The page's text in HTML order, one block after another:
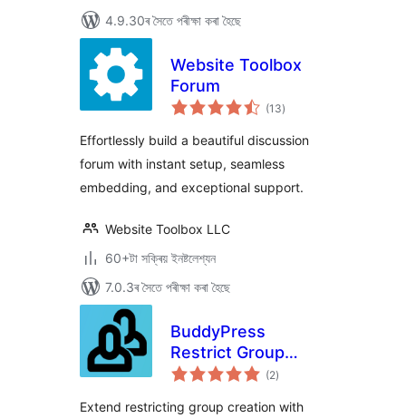
4.9.30ৰ সৈতে পৰীক্ষা কৰা হৈছে
Website Toolbox
Forum
(13টা
মুঠ)
Effortlessly build a beautiful discussion
forum with instant setup, seamless
embedding, and exceptional support.
Website Toolbox LLC
60+টা সক্ৰিয় ইনষ্টলেশ্যন
7.0.3ৰ সৈতে পৰীক্ষা কৰা হৈছে
BuddyPress
Restrict Group
Creation
(2টা
মুঠ)
Extend restricting group creation with